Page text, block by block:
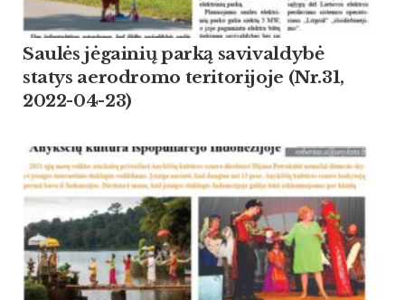
Saulės jėgainių parką savivaldybė
statys aerodromo teritorijoje (Nr.31,
2022-04-23)